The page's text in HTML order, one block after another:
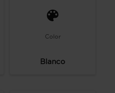
Color
Blanco